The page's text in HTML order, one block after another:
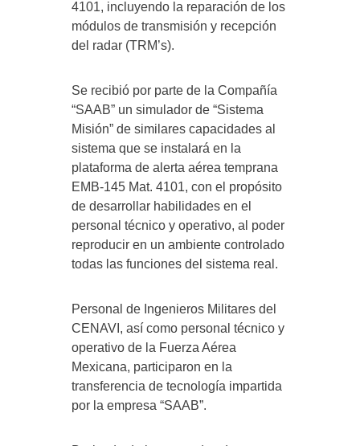
4101, incluyendo la reparación de los
módulos de transmisión y recepción
del radar (TRM’s).
Se recibió por parte de la Compañía
“SAAB” un simulador de “Sistema
Misión” de similares capacidades al
sistema que se instalará en la
plataforma de alerta aérea temprana
EMB-145 Mat. 4101, con el propósito
de desarrollar habilidades en el
personal técnico y operativo, al poder
reproducir en un ambiente controlado
todas las funciones del sistema real.
Personal de Ingenieros Militares del
CENAVI, así como personal técnico y
operativo de la Fuerza Aérea
Mexicana, participaron en la
transferencia de tecnología impartida
por la empresa “SAAB”.